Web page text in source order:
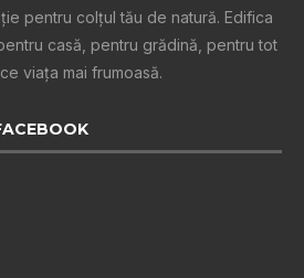
pentru colţul tău de natură. Edifica
casă, pentru grădină, pentru tot
viaţa mai frumoasă.